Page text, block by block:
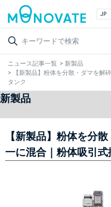
ニュース記事一覧 > 新製品
>
【新製品】粉体を分散・ダマを解
タンク
新製品
【新製品】粉体を分
一に混合｜粉体吸引式